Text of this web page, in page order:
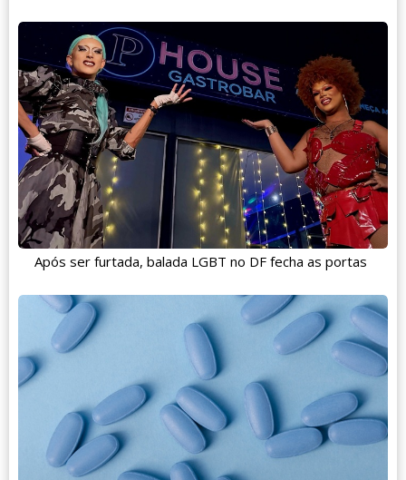
Após ser furtada, balada LGBT no DF fecha as portas